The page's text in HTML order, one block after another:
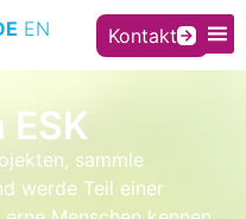
Kontakt
EN
ESK
sammle
werde Teil einer